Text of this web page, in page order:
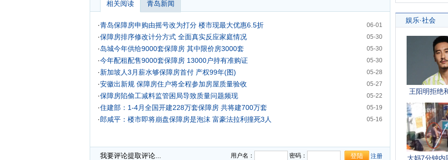
相关阅读 青岛新闻
06-01
·青岛保障房申购由摇号改为打分 楼市现最大优惠6.5折
05-30
·保障房排序修改计分方式 全面真实反应家庭情况
05-30
·岛城今年供给9000套保障房 其中限价房3000套
05-30
·今年配租配售9000套保障房 13000户持有准购证
05-28
·新加坡人3月薪水够保障房首付 产权99年(图)
05-27
·安徽出新规 保障房住户将全程参加房屋质量验收
05-22
·保障房陷偷工减料监管困局导致质量问题频现
05-19
·住建部：1-4月全国开建228万套保障房 共将建700万套
05-16
·郎咸平：楼市即将崩盘保障房是泡沫 富豪法拉利撞死3人
我要评论提取评论... 用户名： 密码： 注册